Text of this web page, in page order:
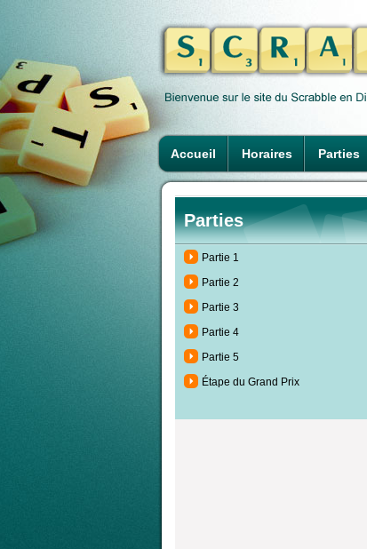
Accueil Horaires Parties
Parties
Partie 1
Partie 2
Partie 3
Partie 4
Partie 5
Étape du Grand Prix